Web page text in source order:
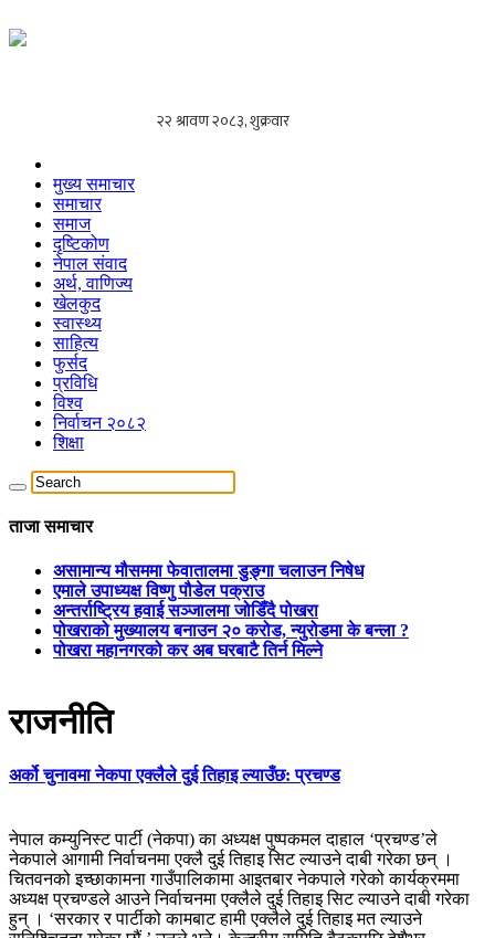
मुख्य समाचार
समाचार
समाज
दृष्टिकोण
नेपाल संवाद
अर्थ, वाणिज्य
खेलकुद
स्वास्थ्य
साहित्य
फुर्सद
प्रविधि
विश्व
निर्वाचन २०८२
शिक्षा
ताजा समाचार
असामान्य मौसममा फेवातालमा डुङ्गा चलाउन निषेध
एमाले उपाध्यक्ष विष्णु पौडेल पक्राउ
अन्तर्राष्ट्रिय हवाई सञ्जालमा जोडिँदै पोखरा
पोखराको मुख्यालय बनाउन २० करोड, न्युरोडमा के बन्ला ?
पोखरा महानगरको कर अब घरबाटै तिर्न मिल्ने
राजनीति
अर्को चुनावमा नेकपा एक्लैले दुई तिहाइ ल्याउँछ: प्रचण्ड
नेपाल कम्युनिस्ट पार्टी (नेकपा) का अध्यक्ष पुष्पकमल दाहाल ‘प्रचण्ड’ले
नेकपाले आगामी निर्वाचनमा एक्लै दुई तिहाइ सिट ल्याउने दाबी गरेका छन् ।
चितवनको इच्छाकामना गाउँपालिकामा आइतबार नेकपाले गरेको कार्यक्रममा
अध्यक्ष प्रचण्डले आउने निर्वाचनमा एक्लैले दुई तिहाइ सिट ल्याउने दाबी गरेका
हुन् । ‘सरकार र पार्टीको कामबाट हामी एक्लैले दुई तिहाइ मत ल्याउने